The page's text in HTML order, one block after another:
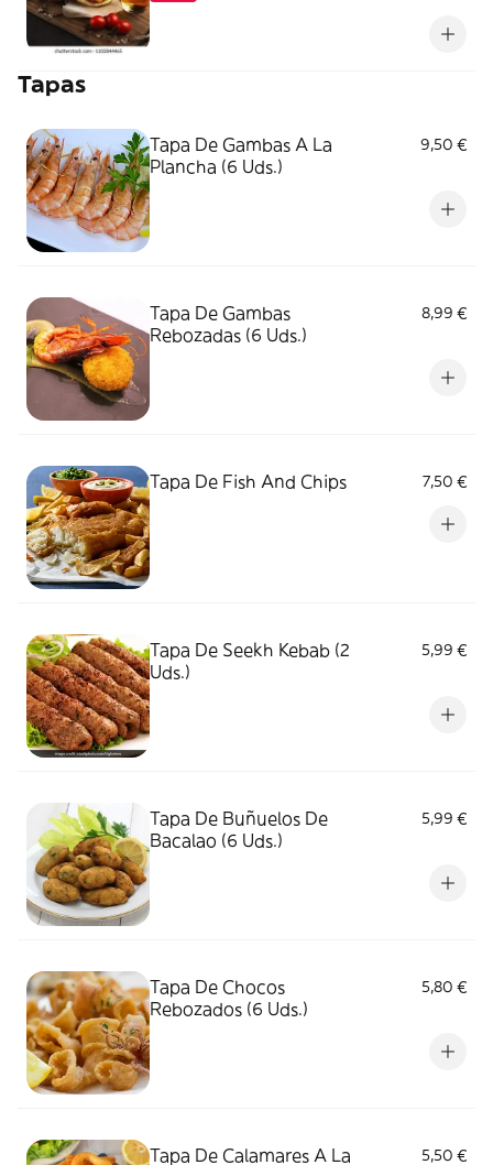
Tapas
Tapa De Gambas A La
Plancha (6 Uds.)
9,50 €
Tapa De Gambas
Rebozadas (6 Uds.)
8,99 €
Tapa De Fish And Chips 7,50 €
Tapa De Seekh Kebab (2
Uds.)
5,99 €
Tapa De Buñuelos De
Bacalao (6 Uds.)
5,99 €
Tapa De Chocos
Rebozados (6 Uds.)
5,80 €
Tapa De Calamares A La
5,50 €